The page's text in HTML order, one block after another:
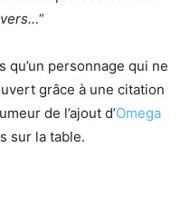
“
qu’un personnage qui ne
grâce à une citation
de l’ajout d’Omega
sur la table.